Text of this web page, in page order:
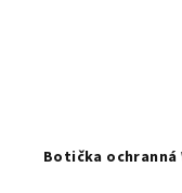
Botička ochranná